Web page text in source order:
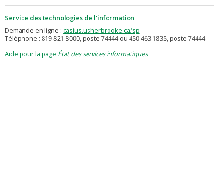
Service des technologies de l'information
Demande en ligne : casius.usherbrooke.ca/sp
Téléphone : 819 821-8000, poste 74444 ou 450 463-1835, poste 74444
Aide pour la page État des services informatiques